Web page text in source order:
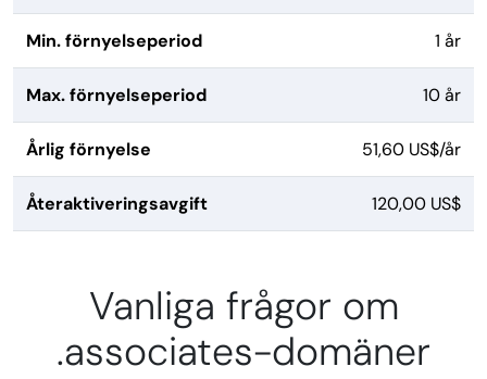
Min. förnyelseperiod 1 år
Max. förnyelseperiod 10 år
Årlig förnyelse 51,60 US$/år
Återaktiveringsavgift 120,00 US$
Vanliga frågor om
.associates-domäner